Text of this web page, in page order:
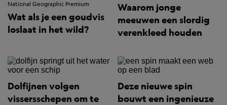
National Geographic Premium
Wat als je een goudvis
loslaat in het wild?
Waarom jonge
meeuwen een slordig
verenkleed houden
Dolfijnen volgen
vissersschepen om te
Deze nieuwe spin
bouwt een ingenieuze